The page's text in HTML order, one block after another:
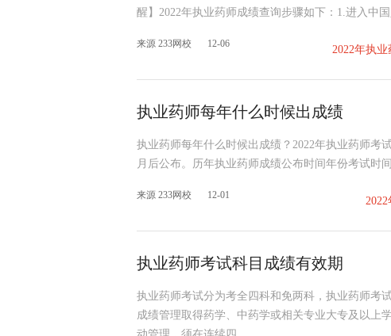
醒】2022年执业药师成绩查询步骤如下：1.进入中
来源 233网校 12-06 2022年执
执业药师每年什么时候出成绩
执业药师每年什么时候出成绩？2022年执业药师考
月后公布。历年执业药师成绩公布时间年份考试时
来源 233网校 12-01
执业药师考试科目成绩有效期
执业药师考试分为考全四科和免两科，执业药师考
成绩管理取得药学、中药学或相关专业大专及以上